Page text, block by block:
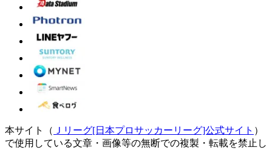
本サイト（ Ｊリーグ[日本プロサッカーリーグ]公式サイト ）
で使用している文章・画像等の無断での複製・転載を禁止し